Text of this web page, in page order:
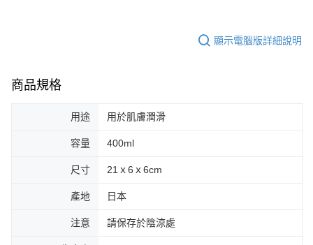
顯示電腦版詳細說明
商品規格
用途 用於肌膚潤滑
容量 400ml
尺寸 21ｘ6ｘ6cm
產地 日本
注意 請保存於陰涼處